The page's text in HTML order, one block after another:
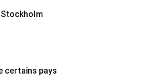
certains pays